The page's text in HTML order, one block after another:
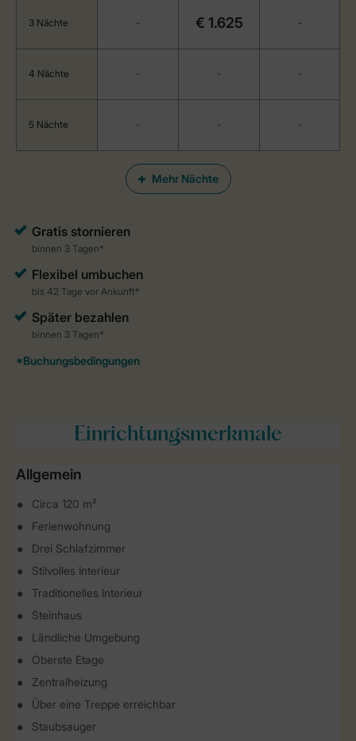
Mehr Nächte
3 Nächte - € 1.625 -
4 Nächte - - -
5 Nächte - - -
Einrichtungsmerkmale
Allgemein
Circa 120 m²
Ferienwohnung
Drei Schlafzimmer
Stilvolles Interieur
Traditionelles Interieur
Steinhaus
Ländliche Umgebung
Oberste Etage
Zentralheizung
Über eine Treppe erreichbar
Staubsauger